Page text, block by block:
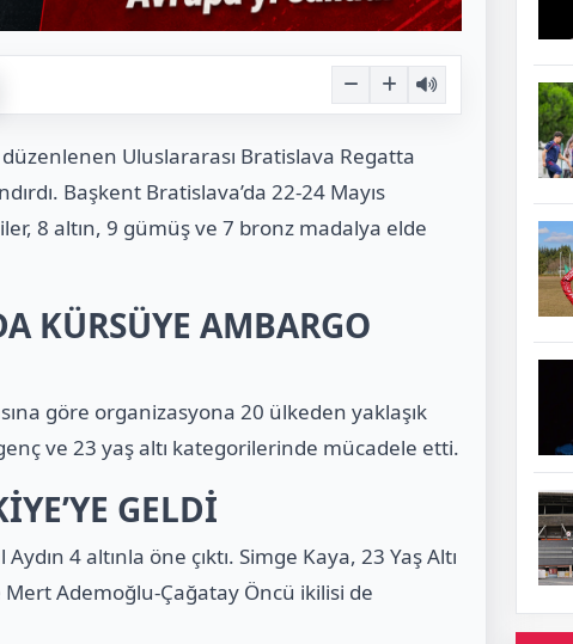
düzenlenen Uluslararası Bratislava Regatta
Başkent Bratislava’da 22-24 Mayıs
8 altın, 9 gümüş ve 7 bronz madalya elde
KÜRSÜYE AMBARGO
göre organizasyona 20 ülkeden yaklaşık
ve 23 yaş altı kategorilerinde mücadele etti.
GELDİ
4 altınla öne çıktı. Simge Kaya, 23 Yaş Altı
Mert Ademoğlu-Çağatay Öncü ikilisi de